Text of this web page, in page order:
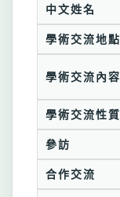
中文姓名
學術交流地點
學術交流內容
學術交流性質
參訪
合作交流